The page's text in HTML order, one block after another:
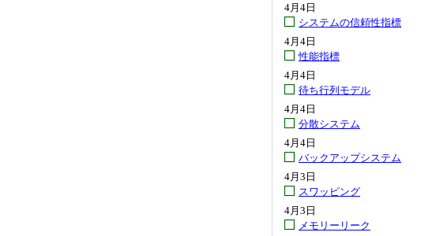
4月4日
システムの信頼性指標
4月4日
性能指標
4月4日
待ち行列モデル
4月4日
分散システム
4月4日
バックアップシステム
4月3日
スワッピング
4月3日
メモリーリーク